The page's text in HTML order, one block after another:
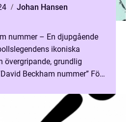
Johan Hansen
nummer – En djupgående
ikoniska
övergripande, grundlig
Beckham nummer” För